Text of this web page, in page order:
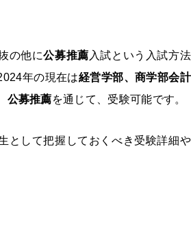
の他に公募推薦 入試という入試方法
年の現在は経営学部、商学部会計
公募推薦を通じて、受験可能です。
として把握しておくべき受験詳細や